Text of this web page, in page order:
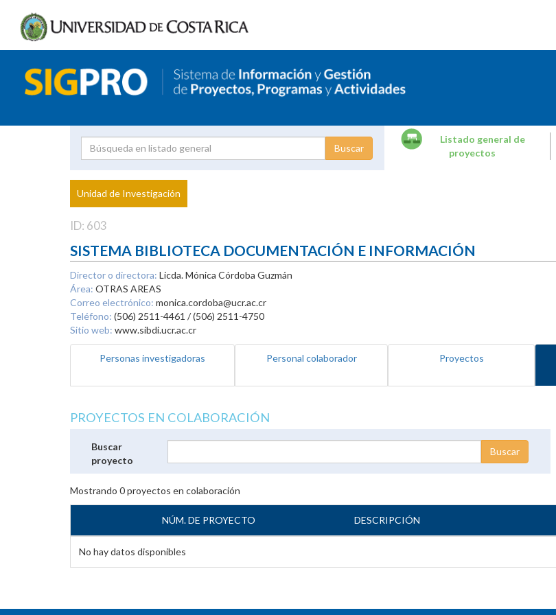
Proyecto
Investigador
Listado general de
proyectos
Unidad de Investigación
ID: 603
SISTEMA BIBLIOTECA DOCUMENTACIÓN E INFORMACIÓN
Director o directora: Licda. Mónica Córdoba Guzmán
Área: OTRAS AREAS
Correo electrónico: monica.cordoba@ucr.ac.cr
Teléfono: (506) 2511-4461 / (506) 2511-4750
Sitio web: www.sibdi.ucr.ac.cr
Personas investigadoras Personal colaborador Proyectos
PROYECTOS EN COLABORACIÓN
Buscar
proyecto
Mostrando 0proyectos en colaboración
NÚM. DE PROYECTO DESCRIPCIÓN
No hay datos disponibles